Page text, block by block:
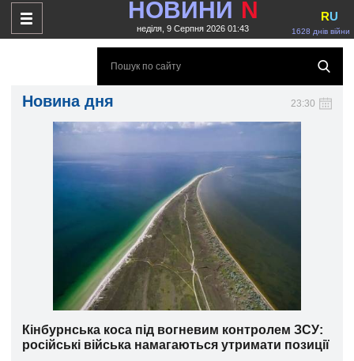
НОВИНИ N
неділя, 9 Серпня 2026 01:43 1628 днів війни
RU
Новина дня 23:30
Кінбурнська коса під вогневим контролем ЗСУ:
російські війська намагаються утримати позиції